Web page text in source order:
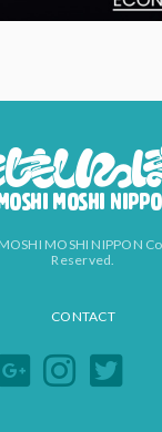
MOSHI NIPPON
Reserved.
CONTACT